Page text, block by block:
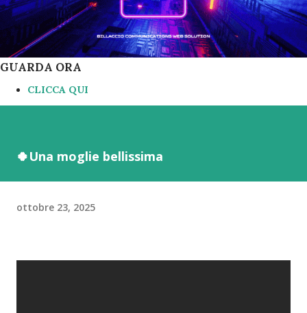
GUARDA ORA
CLICCA QUI
🍀Una moglie bellissima
ottobre 23, 2025